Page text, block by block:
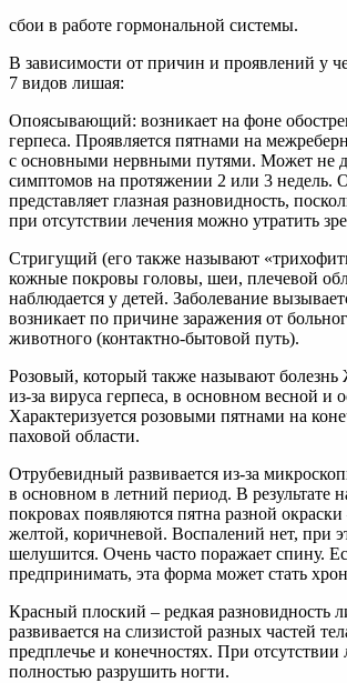
сбои в работе гормональной системы.
В зависимости от причин и проявлений у
7 видов лишая:
Опоясывающий: возникает на фоне
герпеса. Проявляется пятнами на
с основными нервными путями. Может не
симптомов на протяжении 2 или 3 недель.
представляет глазная разновидность,
при отсутствии лечения можно утратить
Стригущий (его также называют
кожные покровы головы, шеи, плечевой
наблюдается у детей. Заболевание
возникает по причине заражения от
животного (контактно-бытовой путь).
Розовый, который также называют болезнь
из-за вируса герпеса, в основном весной и
Характеризуется розовыми пятнами на
паховой области.
Отрубевидный развивается из-за
в основном в летний период. В результате
покровах появляются пятна разной окраски
желтой, коричневой. Воспалений нет, при
шелушится. Очень часто поражает спину.
предпринимать, эта форма может стать
Красный плоский – редкая разновидность
развивается на слизистой разных частей
предплечье и конечностях. При отсутствии
полностью разрушить ногти.